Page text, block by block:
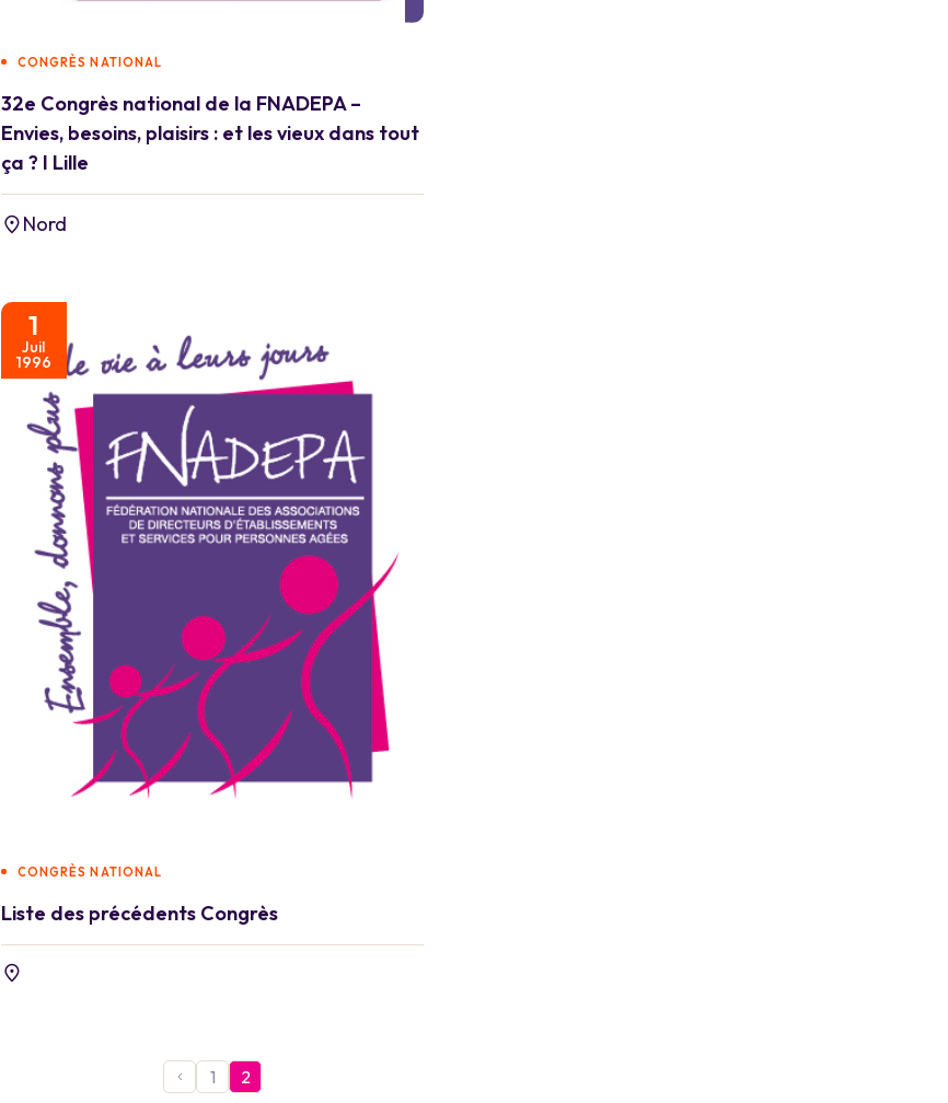
CONGRÈS NATIONAL
32e Congrès national de la FNADEPA –
Envies, besoins, plaisirs : et les vieux dans tout
ça ? I Lille
Nord
1
Juil
1996
CONGRÈS NATIONAL
Liste des précédents Congrès
1 2